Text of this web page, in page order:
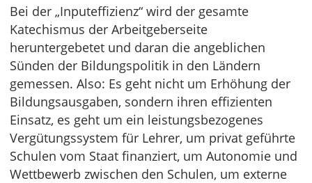
Bei der „Inputeffizienz“ wird der gesamte
Katechismus der Arbeitgeberseite
heruntergebetet und daran die angeblichen
Sünden der Bildungspolitik in den Ländern
gemessen. Also: Es geht nicht um Erhöhung der
Bildungsausgaben, sondern ihren effizienten
Einsatz, es geht um ein leistungsbezogenes
Vergütungssystem für Lehrer, um privat geführte
Schulen vom Staat finanziert, um Autonomie und
Wettbewerb zwischen den Schulen, um externe